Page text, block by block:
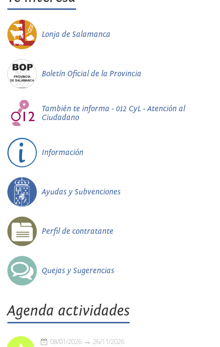
Lonja de Salamanca
Boletín Oficial de la Provincia
También te informa - 012 CyL - Atención al
Ciudadano
Información
Ayudas y Subvenciones
Perfil de contratante
Quejas y Sugerencias
Agenda actividades
08/01/2026 26/11/2026